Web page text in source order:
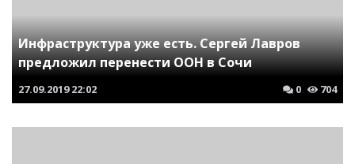
Инфраструктура уже есть. Сергей Лавров
предложил перенести ООН в Сочи
27.09.2019 22:02 0 704